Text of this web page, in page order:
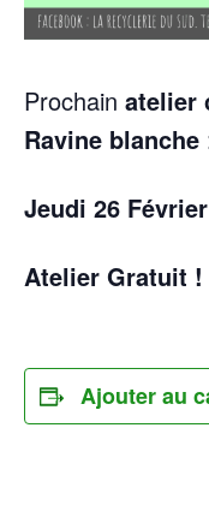
Prochain atelier
Ravine blanche
Jeudi 26
Atelier Gratuit !
Ajouter au